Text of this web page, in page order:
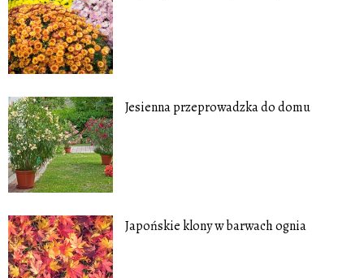
Jesienna przeprowadzka do domu
Japońskie klony w barwach ognia